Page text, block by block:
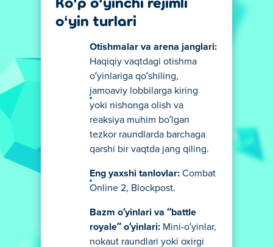
o‘yin turlari
Otishmalar va arena janglari:
Haqiqiy vaqtdagi otishma
o‘yinlariga qo‘shiling,
jamoaviy lobbilarga kiring
yoki nishonga olish va
reaksiya muhim bo‘lgan
tezkor raundlarda barchaga
qarshi bir vaqtda jang qiling.
Eng yaxshi tanlovlar: Combat
Online 2, Blockpost.
Bazm o‘yinlari va “battle
royale” o‘yinlari: Mini-o‘yinlar,
nokaut raundlari yoki oxirgi